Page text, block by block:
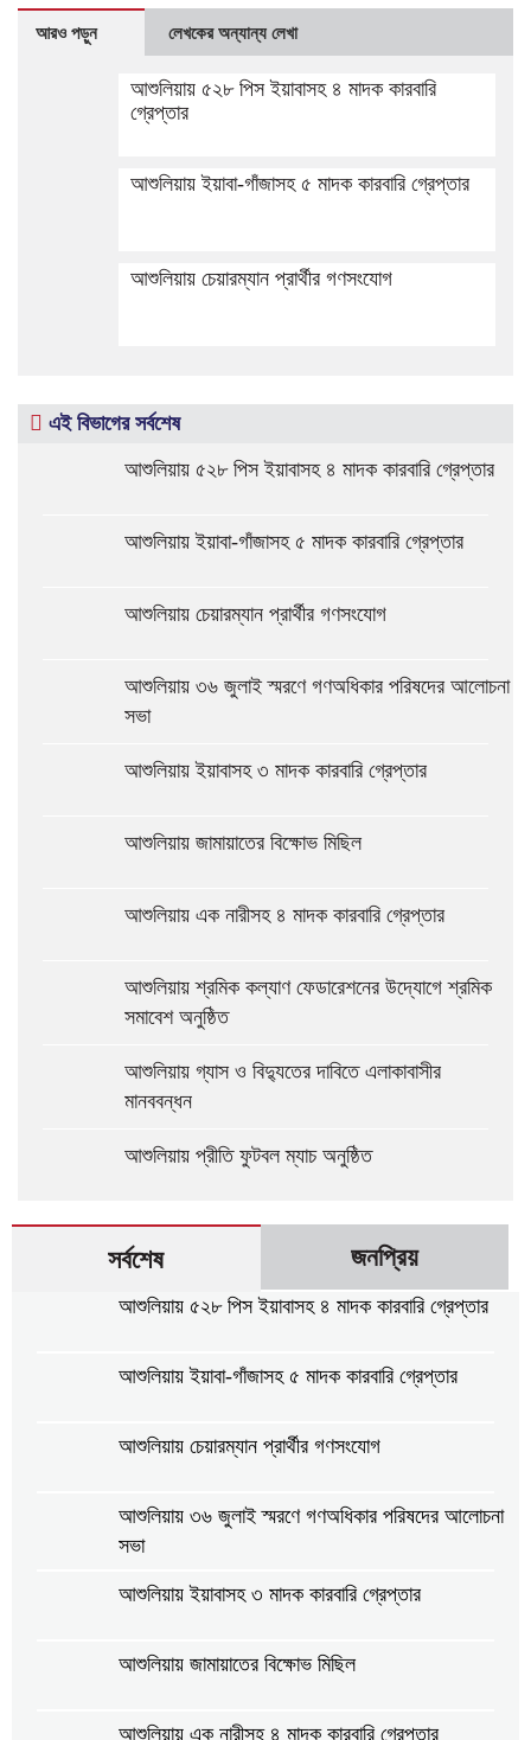
আরও পড়ুন লেখকের অন্যান্য লেখা
আশুলিয়ায় ৫২৮ পিস ইয়াবাসহ ৪ মাদক কারবারি
গ্রেপ্তার
আশুলিয়ায় ইয়াবা-গাঁজাসহ ৫ মাদক কারবারি গ্রেপ্তার
আশুলিয়ায় চেয়ারম্যান প্রার্থীর গণসংযোগ
এই বিভাগের সর্বশেষ
আশুলিয়ায় ৫২৮ পিস ইয়াবাসহ ৪ মাদক কারবারি গ্রেপ্তার
আশুলিয়ায় ইয়াবা-গাঁজাসহ ৫ মাদক কারবারি গ্রেপ্তার
আশুলিয়ায় চেয়ারম্যান প্রার্থীর গণসংযোগ
আশুলিয়ায় ৩৬ জুলাই স্মরণে গণঅধিকার পরিষদের আলোচনা
সভা
আশুলিয়ায় ইয়াবাসহ ৩ মাদক কারবারি গ্রেপ্তার
আশুলিয়ায় জামায়াতের বিক্ষোভ মিছিল
আশুলিয়ায় এক নারীসহ ৪ মাদক কারবারি গ্রেপ্তার
আশুলিয়ায় শ্রমিক কল্যাণ ফেডারেশনের উদ্যোগে শ্রমিক
সমাবেশ অনুষ্ঠিত
আশুলিয়ায় গ্যাস ও বিদ্যুতের দাবিতে এলাকাবাসীর
মানববন্ধন
আশুলিয়ায় প্রীতি ফুটবল ম্যাচ অনুষ্ঠিত
সর্বশেষ জনপ্রিয়
আশুলিয়ায় ৫২৮ পিস ইয়াবাসহ ৪ মাদক কারবারি গ্রেপ্তার
আশুলিয়ায় ইয়াবা-গাঁজাসহ ৫ মাদক কারবারি গ্রেপ্তার
আশুলিয়ায় চেয়ারম্যান প্রার্থীর গণসংযোগ
আশুলিয়ায় ৩৬ জুলাই স্মরণে গণঅধিকার পরিষদের আলোচনা
সভা
আশুলিয়ায় ইয়াবাসহ ৩ মাদক কারবারি গ্রেপ্তার
আশুলিয়ায় জামায়াতের বিক্ষোভ মিছিল
আশুলিয়ায় এক নারীসহ ৪ মাদক কারবারি গ্রেপ্তার